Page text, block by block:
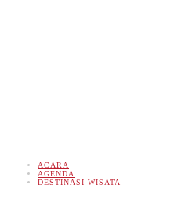
ACARA
AGENDA
DESTINASI WISATA